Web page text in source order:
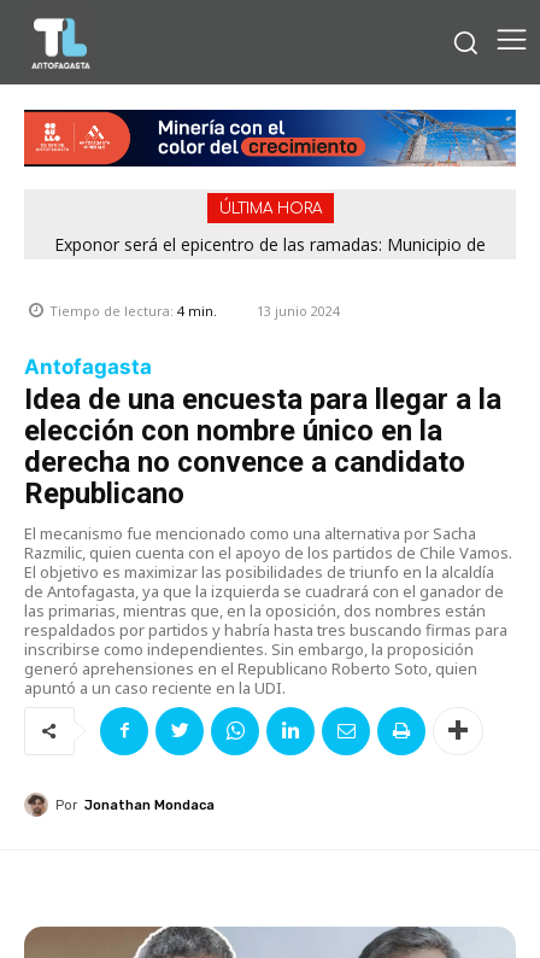
ÚLTIMA HORA
Exponor será el epicentro de las ramadas: Municipio de
Tiempo de lectura: 4min. 13 junio 2024
Antofagasta
Idea de una encuesta para llegar a la
elección con nombre único en la
derecha no convence a candidato
Republicano
El mecanismo fue mencionado como una alternativa por Sacha
Razmilic, quien cuenta con el apoyo de los partidos de Chile Vamos.
El objetivo es maximizar las posibilidades de triunfo en la alcaldía
de Antofagasta, ya que la izquierda se cuadrará con el ganador de
las primarias, mientras que, en la oposición, dos nombres están
respaldados por partidos y habría hasta tres buscando firmas para
inscribirse como independientes. Sin embargo, la proposición
generó aprehensiones en el Republicano Roberto Soto, quien
apuntó a un caso reciente en la UDI.
Por Jonathan Mondaca